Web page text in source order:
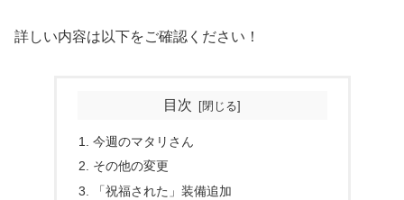
詳しい内容は以下をご確認ください！
目次
今週のマタリさん
その他の変更
「祝福された」装備追加